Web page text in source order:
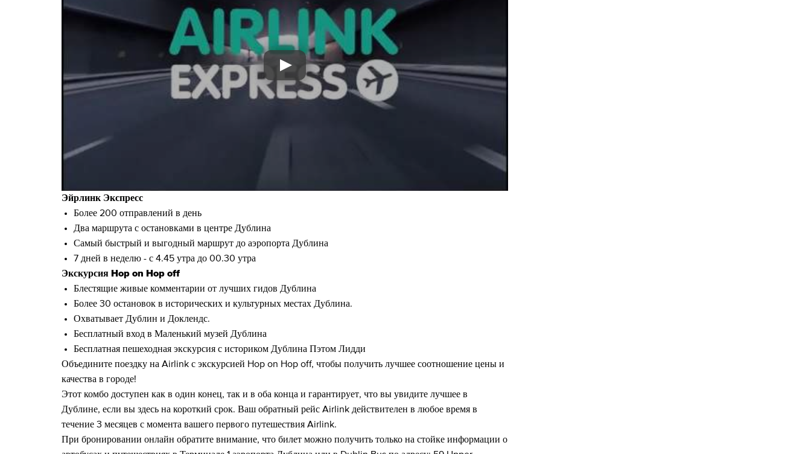
Эйрлинк Экспресс
Более 200 отправлений в день
Два маршрута с остановками в центре Дублина
Самый быстрый и выгодный маршрут до аэропорта Дублина
7 дней в неделю - с 4.45 утра до 00.30 утра
Экскурсия Hop on Hop off
Блестящие живые комментарии от лучших гидов Дублина
Более 30 остановок в исторических и культурных местах Дублина.
Охватывает Дублин и Доклендс.
Бесплатный вход в Маленький музей Дублина
Бесплатная пешеходная экскурсия с историком Дублина Пэтом Лидди
Объедините поездку на Airlink с экскурсией Hop on Hop off, чтобы получить лучшее соотношение цены и
качества в городе!
Этот комбо доступен как в один конец, так и в оба конца и гарантирует, что вы увидите лучшее в
Дублине, если вы здесь на короткий срок. Ваш обратный рейс Airlink действителен в любое время в
течение 3 месяцев с момента вашего первого путешествия Airlink.
При бронировании онлайн обратите внимание, что билет можно получить только на стойке информации о